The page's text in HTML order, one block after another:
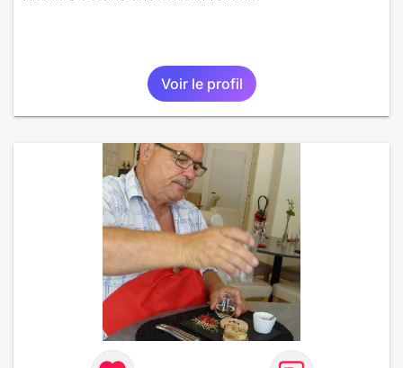
Voir le profil